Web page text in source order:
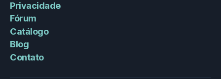
Privacidade
Fórum
Catálogo
Blog
Contato